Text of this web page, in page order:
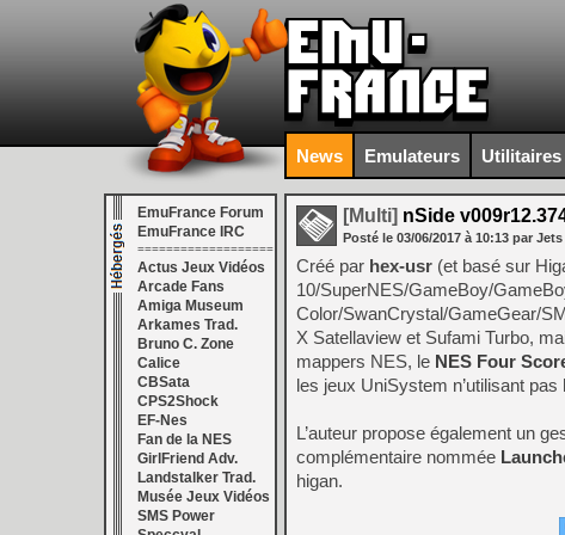
News Emulateurs Utilitaires
EmuFrance Forum
EmuFrance IRC
===================
Actus Jeux Vidéos
Arcade Fans
Amiga Museum
Arkames Trad.
Bruno C. Zone
Calice
CBSata
CPS2Shock
EF-Nes
Fan de la NES
GirlFriend Adv.
Landstalker Trad.
Musée Jeux Vidéos
SMS Power
[Multi] nSide
Posté le 03/06/2017 à 10:13 par Jets
Créé par hex-usr (et basé sur
10/SuperNES/GameBoy/
Color/SwanCrystal/GameGear/
X Satellaview et Sufami Turbo,
mappers NES, le NES Four
les jeux UniSystem n’utilisant pas
L’auteur propose également un
complémentaire nommée
higan.